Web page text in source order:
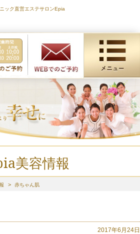
ック直営エステサロンEpia
美容情報
赤ちゃん肌
2017年6月24日